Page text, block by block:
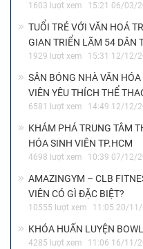
1603 lượt xem 15:21 06/03/
TUỔI TRẺ VỚI VĂN HOÁ
GIAN TRIỂN LÃM 54 DÂN
1929 lượt xem 15:31 12/12/
SÂN BÓNG NHÀ VĂN
VIÊN YÊU THÍCH THỂ
6581 lượt xem 14:49 12/12/
KHÁM PHÁ TRUNG TÂM
HÓA SINH VIÊN TP.HCM
4698 lượt xem 10:39 07/12/
AMAZINGYM – CLB
VIÊN CÓ GÌ ĐẶC BIỆT?
10555 lượt xem 11:05 20/
KHÓA HUẤN LUYỆN
4285 lượt xem 11:06 16/11/